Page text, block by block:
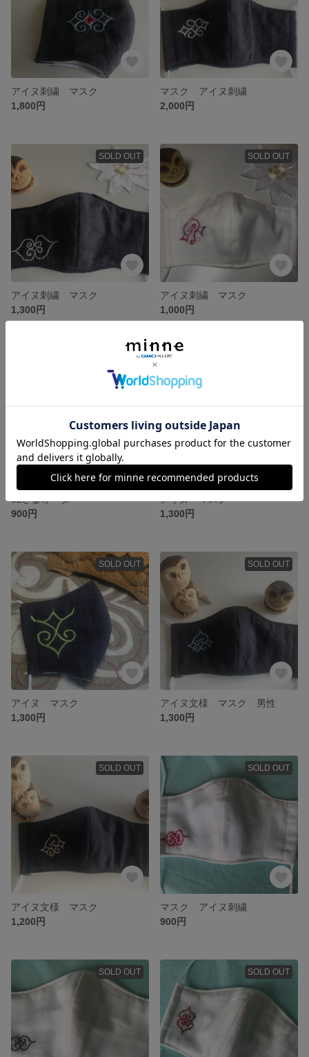
アイヌ刺繍 マスク
1,800円
マスク アイヌ刺繍
2,000円
SOLD OUT
アイヌ刺繍 マスク
1,300円
SOLD OUT
アイヌ刺繍 マスク
1,000円
SOLD OUT
02さまオーダー
900円
アイヌ マスク
1,300円
SOLD OUT
アイヌ マスク
1,300円
SOLD OUT
アイヌ文様 マスク 男性
1,300円
SOLD OUT
アイヌ文様 マスク
1,200円
SOLD OUT
マスク アイヌ刺繍
900円
SOLD OUT SOLD OUT